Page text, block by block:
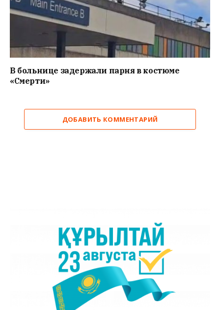
В больнице задержали парня в костюме
«Смерти»
ДОБАВИТЬ КОММЕНТАРИЙ